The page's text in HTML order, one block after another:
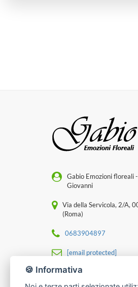
Gabio Emozioni floreali
Giovanni
Via della Servicola, 2/A,
(Roma)
0683904897
[email protected]
P. IVA 14307911009
🍪 Informativa